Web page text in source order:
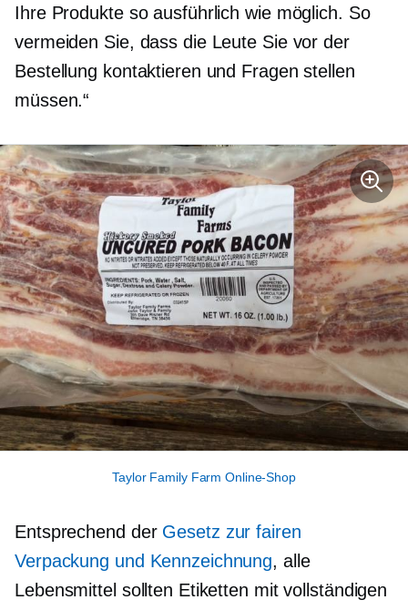
Ihre Produkte so ausführlich wie möglich. So
vermeiden Sie, dass die Leute Sie vor der
Bestellung kontaktieren und Fragen stellen
müssen.“
Taylor Family Farm Online-Shop
Entsprechend der Gesetz zur fairen
Verpackung und Kennzeichnung, alle
Lebensmittel sollten Etiketten mit vollständigen